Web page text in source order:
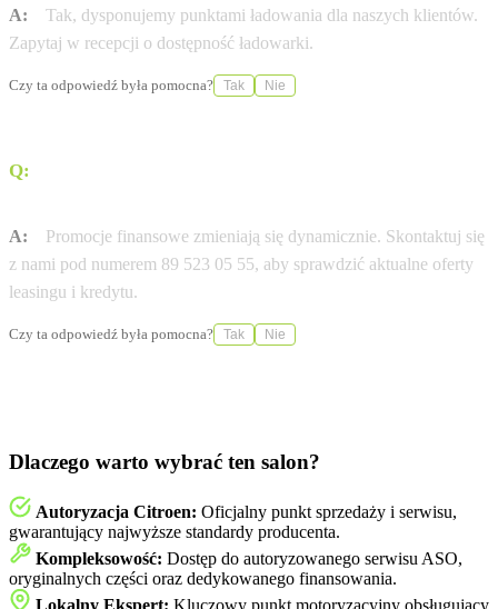
A:
Tak, dysponujemy punktami ładowania dla naszych klientów.
Zapytaj w recepcji o dostępność ładowarki.
Czy ta odpowiedź była pomocna? Tak Nie
Q:
A:
Promocje finansowe zmieniają się dynamicznie. Skontaktuj się
z nami pod numerem 89 523 05 55, aby sprawdzić aktualne oferty
leasingu i kredytu.
Czy ta odpowiedź była pomocna? Tak Nie
Dlaczego warto wybrać ten salon?
Autoryzacja Citroen: Oficjalny punkt sprzedaży i serwisu,
gwarantujący najwyższe standardy producenta.
Kompleksowość: Dostęp do autoryzowanego serwisu ASO,
oryginalnych części oraz dedykowanego finansowania.
Lokalny Ekspert: Kluczowy punkt motoryzacyjny obsługujący